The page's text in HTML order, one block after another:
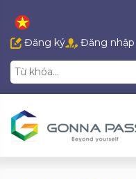
Đăng ký
Đăng nhập